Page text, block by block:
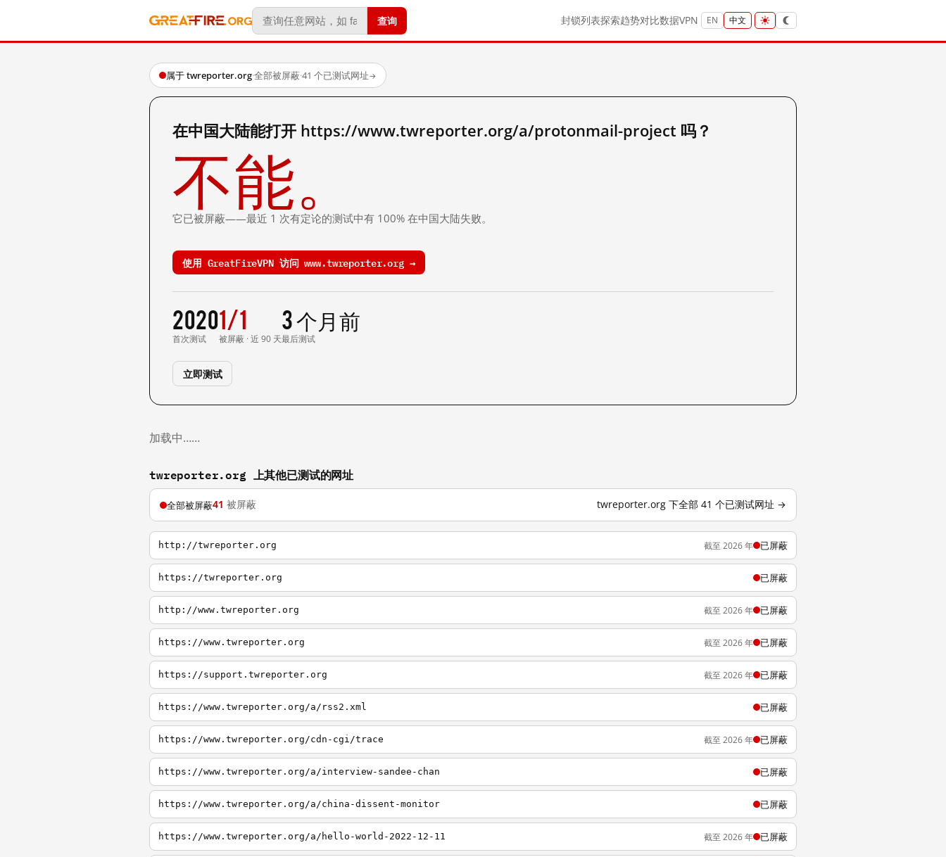
查询 封锁列表探索趋势对比数据VPN EN 中文
属于 twreporter.org·全部被屏蔽·41 个已测试网址→
在中国大陆能打开 https://www.twreporter.org/a/protonmail-project 吗？
不能。
它已被屏蔽——最近 1 次有定论的测试中有 100% 在中国大陆失败。
使用 GreatFireVPN 访问 www.twreporter.org →
2020
首次测试
1/1
被屏蔽 · 近 90 天
3 个月前
最后测试
立即测试
加载中……
twreporter.org 上其他已测试的网址
全部被屏蔽41 被屏蔽 twreporter.org 下全部 41 个已测试网址 →
http://twreporter.org 截至 2026 年 已屏蔽
https://twreporter.org 已屏蔽
http://www.twreporter.org 截至 2026 年 已屏蔽
https://www.twreporter.org 截至 2026 年 已屏蔽
https://support.twreporter.org 截至 2026 年 已屏蔽
https://www.twreporter.org/a/rss2.xml 已屏蔽
https://www.twreporter.org/cdn-cgi/trace 截至 2026 年 已屏蔽
https://www.twreporter.org/a/interview-sandee-chan 已屏蔽
https://www.twreporter.org/a/china-dissent-monitor 已屏蔽
https://www.twreporter.org/a/hello-world-2022-12-11 截至 2026 年 已屏蔽